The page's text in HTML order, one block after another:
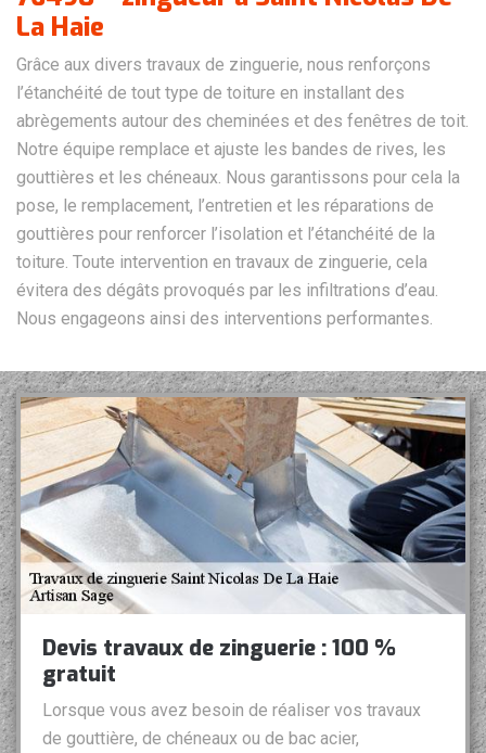
La Haie
Grâce aux divers travaux de zinguerie, nous renforçons
l’étanchéité de tout type de toiture en installant des
abrègements autour des cheminées et des fenêtres de toit.
Notre équipe remplace et ajuste les bandes de rives, les
gouttières et les chéneaux. Nous garantissons pour cela la
pose, le remplacement, l’entretien et les réparations de
gouttières pour renforcer l’isolation et l’étanchéité de la
toiture. Toute intervention en travaux de zinguerie, cela
évitera des dégâts provoqués par les infiltrations d’eau.
Nous engageons ainsi des interventions performantes.
Devis travaux de zinguerie : 100 %
gratuit
Lorsque vous avez besoin de réaliser vos travaux
de gouttière, de chéneaux ou de bac acier,